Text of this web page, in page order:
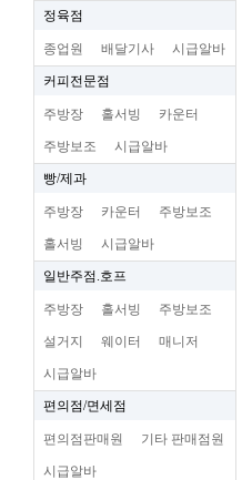
정육점
종업원 배달기사 시급알바
커피전문점
주방장 홀서빙 카운터
주방보조 시급알바
빵/제과
주방장 카운터 주방보조
홀서빙 시급알바
일반주점.호프
주방장 홀서빙 주방보조
설거지 웨이터 매니저
시급알바
편의점/면세점
편의점판매원 기타 판매점원
시급알바